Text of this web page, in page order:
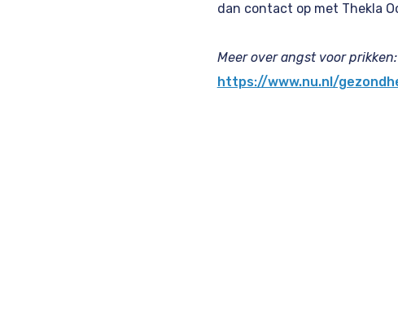
dan contact op met Thekla
Meer over angst voor prikken:
https://www.nu.nl/